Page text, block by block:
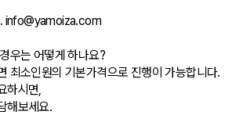
우는 어떻게 하나요?
최소인원의 기본가격으로 진행이 가능합니다.
하시면,
해보세요.